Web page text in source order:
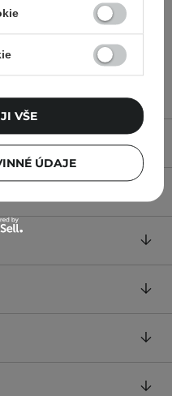
319,00 Kč
ÚDAJE
VŠE